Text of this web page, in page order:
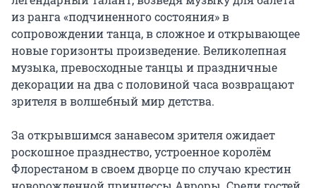
из ранга «подчиненного состояния» в
сопровождении танца, в сложное и открывающее
новые горизонты произведение. Великолепная
музыка, превосходные танцы и праздничные
декорации на два с половиной часа возвращают
зрителя в волшебный мир детства.
За открывшимся занавесом зрителя ожидает
роскошное празднество, устроенное королём
Флорестаном в своем дворце по случаю крестин